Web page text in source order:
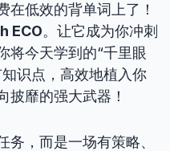
在低效的背单词上了！
ECO。让它成为你冲刺
将今天学到的“千里眼
识点，高效地植入你
披靡的强大武器！
，而是一场有策略、